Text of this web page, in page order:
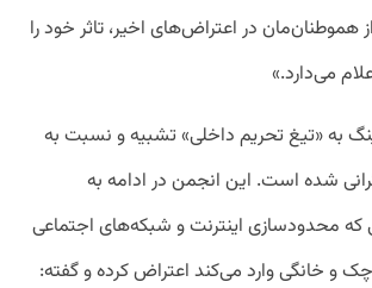
در اعتراض‌های اخیر، تاثر خود را
می‌دارد.»
به «تیغ تحریم داخلی» تشبیه و نسبت به
شده است. این انجمن در ادامه به
محدودسازی اینترنت و شبکه‌های اجتماعی
و خانگی وارد می‌کند اعتراض کرده و گفته: